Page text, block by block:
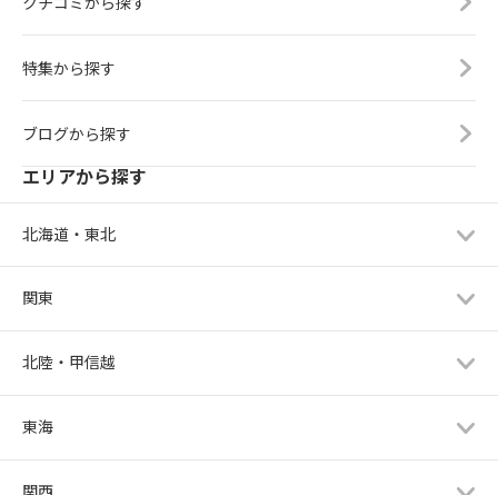
特集から探す
ブログから探す
エリアから探す
北海道・東北
関東
北陸・甲信越
東海
関西